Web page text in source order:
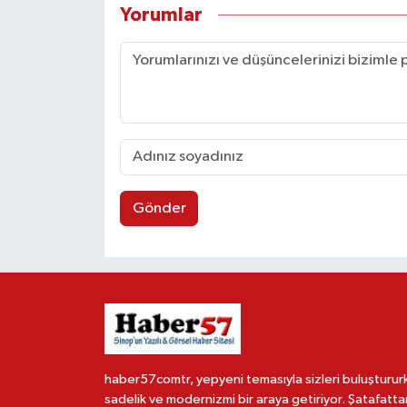
Yorumlar
Gönder
haber57comtr, yepyeni temasıyla sizleri
sadelik ve modernizmi bir araya getiriyor.